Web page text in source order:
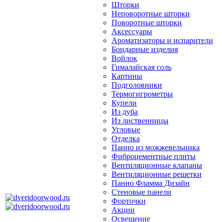
Шторки
Неповоротные шторки
Поворотные шторки
Аксессуары
Ароматизаторы и испарители
Бондарные изделия
Войлок
Гималайская соль
Картины
Подголовники
Термогигрометры
Купели
Из дуба
Из лиственницы
Угловые
Отделка
Панно из можжевельника
Фиброцементные плиты
Вентиляционные клапаны
Вентиляционные решетки
Панно Фламма Дизайн
Стеновые панели
Форточки
Акции
Освещение